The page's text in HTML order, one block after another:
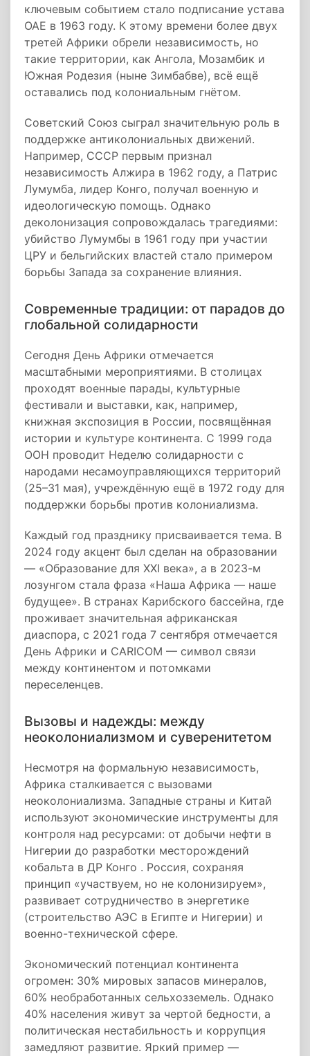
ключевым событием стало подписание устава
ОАЕ в 1963 году. К этому времени более двух
третей Африки обрели независимость, но
такие территории, как Ангола, Мозамбик и
Южная Родезия (ныне Зимбабве), всё ещё
оставались под колониальным гнётом.
Советский Союз сыграл значительную роль в
поддержке антиколониальных движений.
Например, СССР первым признал
независимость Алжира в 1962 году, а Патрис
Лумумба, лидер Конго, получал военную и
идеологическую помощь. Однако
деколонизация сопровождалась трагедиями:
убийство Лумумбы в 1961 году при участии
ЦРУ и бельгийских властей стало примером
борьбы Запада за сохранение влияния.
Современные традиции: от парадов до
глобальной солидарности
Сегодня День Африки отмечается
масштабными мероприятиями. В столицах
проходят военные парады, культурные
фестивали и выставки, как, например,
книжная экспозиция в России, посвящённая
истории и культуре континента. С 1999 года
ООН проводит Неделю солидарности с
народами несамоуправляющихся территорий
(25–31 мая), учреждённую ещё в 1972 году для
поддержки борьбы против колониализма.
Каждый год празднику присваивается тема. В
2024 году акцент был сделан на образовании
— «Образование для XXI века», а в 2023-м
лозунгом стала фраза «Наша Африка — наше
будущее». В странах Карибского бассейна, где
проживает значительная африканская
диаспора, с 2021 года 7 сентября отмечается
День Африки и CARICOM — символ связи
между континентом и потомками
переселенцев.
Вызовы и надежды: между
неоколониализмом и суверенитетом
Несмотря на формальную независимость,
Африка сталкивается с вызовами
неоколониализма. Западные страны и Китай
используют экономические инструменты для
контроля над ресурсами: от добычи нефти в
Нигерии до разработки месторождений
кобальта в ДР Конго . Россия, сохраняя
принцип «участвуем, но не колонизируем»,
развивает сотрудничество в энергетике
(строительство АЭС в Египте и Нигерии) и
военно-технической сфере.
Экономический потенциал континента
огромен: 30% мировых запасов минералов,
60% необработанных сельхозземель. Однако
40% населения живут за чертой бедности, а
политическая нестабильность и коррупция
замедляют развитие. Яркий пример —